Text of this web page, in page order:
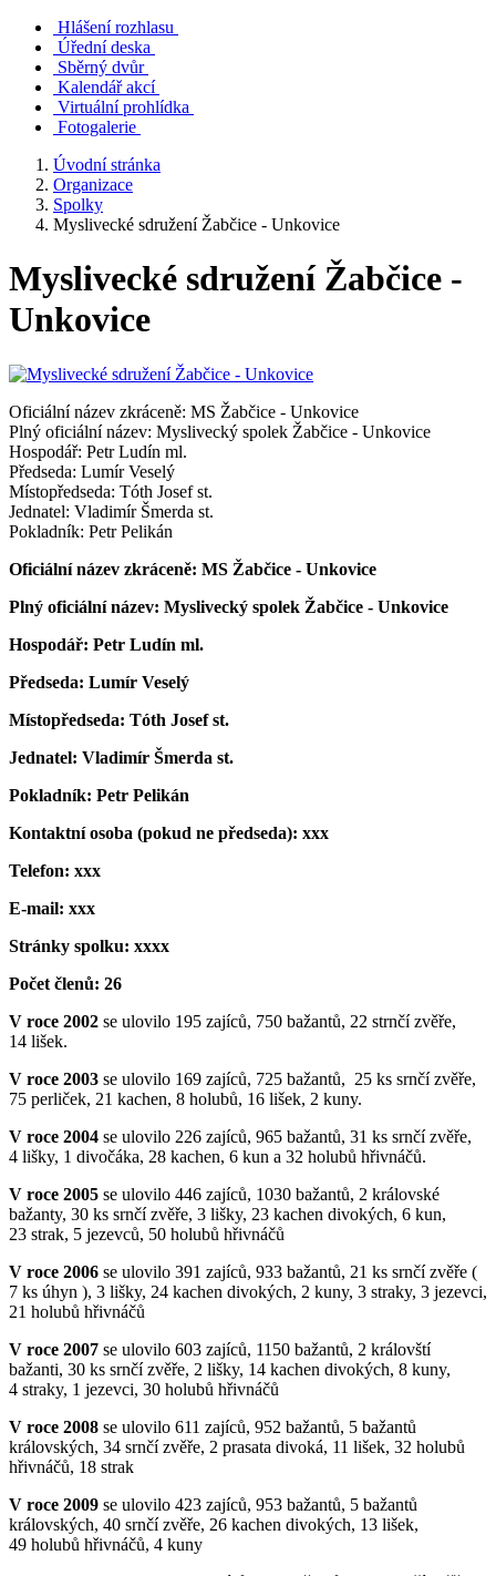
Hlášení rozhlasu
Úřední deska
Sběrný dvůr
Kalendář akcí
Virtuální prohlídka
Fotogalerie
Úvodní stránka
Organizace
Spolky
Myslivecké sdružení Žabčice - Unkovice
Myslivecké sdružení Žabčice -
Unkovice
Oficiální název zkráceně: MS Žabčice - Unkovice
Plný oficiální název: Myslivecký spolek Žabčice - Unkovice
Hospodář: Petr Ludín ml.
Předseda: Lumír Veselý
Místopředseda: Tóth Josef st.
Jednatel: Vladimír Šmerda st.
Pokladník: Petr Pelikán
Oficiální název zkráceně: MS Žabčice - Unkovice
Plný oficiální název: Myslivecký spolek Žabčice - Unkovice
Hospodář: Petr Ludín ml.
Předseda: Lumír Veselý
Místopředseda: Tóth Josef st.
Jednatel: Vladimír Šmerda st.
Pokladník: Petr Pelikán
Kontaktní osoba (pokud ne předseda): xxx
Telefon: xxx
E-mail: xxx
Stránky spolku: xxxx
Počet členů: 26
V roce 2002 se ulovilo 195 zajíců, 750 bažantů, 22 strnčí zvěře,
14 lišek.
V roce 2003 se ulovilo 169 zajíců, 725 bažantů, 25 ks srnčí zvěře,
75 perliček, 21 kachen, 8 holubů, 16 lišek, 2 kuny.
V roce 2004 se ulovilo 226 zajíců, 965 bažantů, 31 ks srnčí zvěře,
4 lišky, 1 divočáka, 28 kachen, 6 kun a 32 holubů hřivnáčů.
V roce 2005 se ulovilo 446 zajíců, 1030 bažantů, 2 královské
bažanty, 30 ks srnčí zvěře, 3 lišky, 23 kachen divokých, 6 kun,
23 strak, 5 jezevců, 50 holubů hřivnáčů
V roce 2006 se ulovilo 391 zajíců, 933 bažantů, 21 ks srnčí zvěře (
7 ks úhyn ), 3 lišky, 24 kachen divokých, 2 kuny, 3 straky, 3 jezevci,
21 holubů hřivnáčů
V roce 2007 se ulovilo 603 zajíců, 1150 bažantů, 2 královští
bažanti, 30 ks srnčí zvěře, 2 lišky, 14 kachen divokých, 8 kuny,
4 straky, 1 jezevci, 30 holubů hřivnáčů
V roce 2008 se ulovilo 611 zajíců, 952 bažantů, 5 bažantů
královských, 34 srnčí zvěře, 2 prasata divoká, 11 lišek, 32 holubů
hřivnáčů, 18 strak
V roce 2009 se ulovilo 423 zajíců, 953 bažantů, 5 bažantů
královských, 40 srnčí zvěře, 26 kachen divokých, 13 lišek,
49 holubů hřivnáčů, 4 kuny